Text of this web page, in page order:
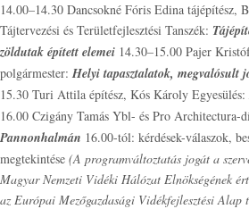
14.00–14.30 Dancsokné Fóris Edina tájépítész,
Tájtervezési és Területfejlesztési Tanszék:
zöldutak épített elemei 14.30–15.00 Pajer
polgármester:Helyi tapasztalatok, megvalósult
15.30 Turi Attila építész, Kós Károly Egyesülés:
16.00 Czigány Tamás Ybl- és Pro Architectura-
Pannonhalmán 16.00-tól: kérdések-válaszok,
megtekintése (A programváltoztatás jogát a
Magyar Nemzeti Vidéki Hálózat Elnökségének
az Európai Mezőgazdasági Vidékfejlesztési Alap